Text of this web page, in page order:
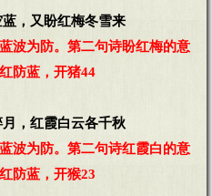
，又盼红梅冬雪来
波为防。第二句诗盼红梅的意
防蓝，开猪44
，红霞白云各千秋
波为防。第二句诗红霞白的意
防蓝，开猴23